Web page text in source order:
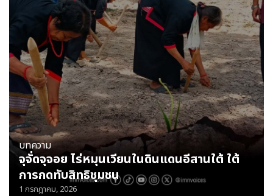
บทความ
จุจั่ดจุจอย ไร่หมุนเวียนในดินแดนอีสานใต้ ใต้
การกดทับสิทธิชุมชน
1 กรกฎาคม, 2026